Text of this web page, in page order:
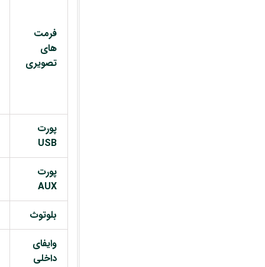
فرمت
های
تصویری
پورت
USB
پورت
AUX
بلوتوث
وایفای
داخلی